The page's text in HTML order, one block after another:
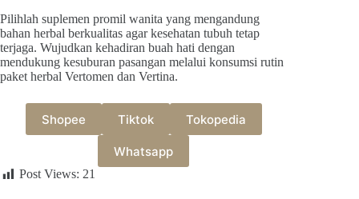
Pilihlah suplemen promil wanita yang mengandung
bahan herbal berkualitas agar kesehatan tubuh tetap
terjaga. Wujudkan kehadiran buah hati dengan
mendukung kesuburan pasangan melalui konsumsi rutin
paket herbal Vertomen dan Vertina.
Shopee Tiktok Tokopedia
Whatsapp
Post Views: 21